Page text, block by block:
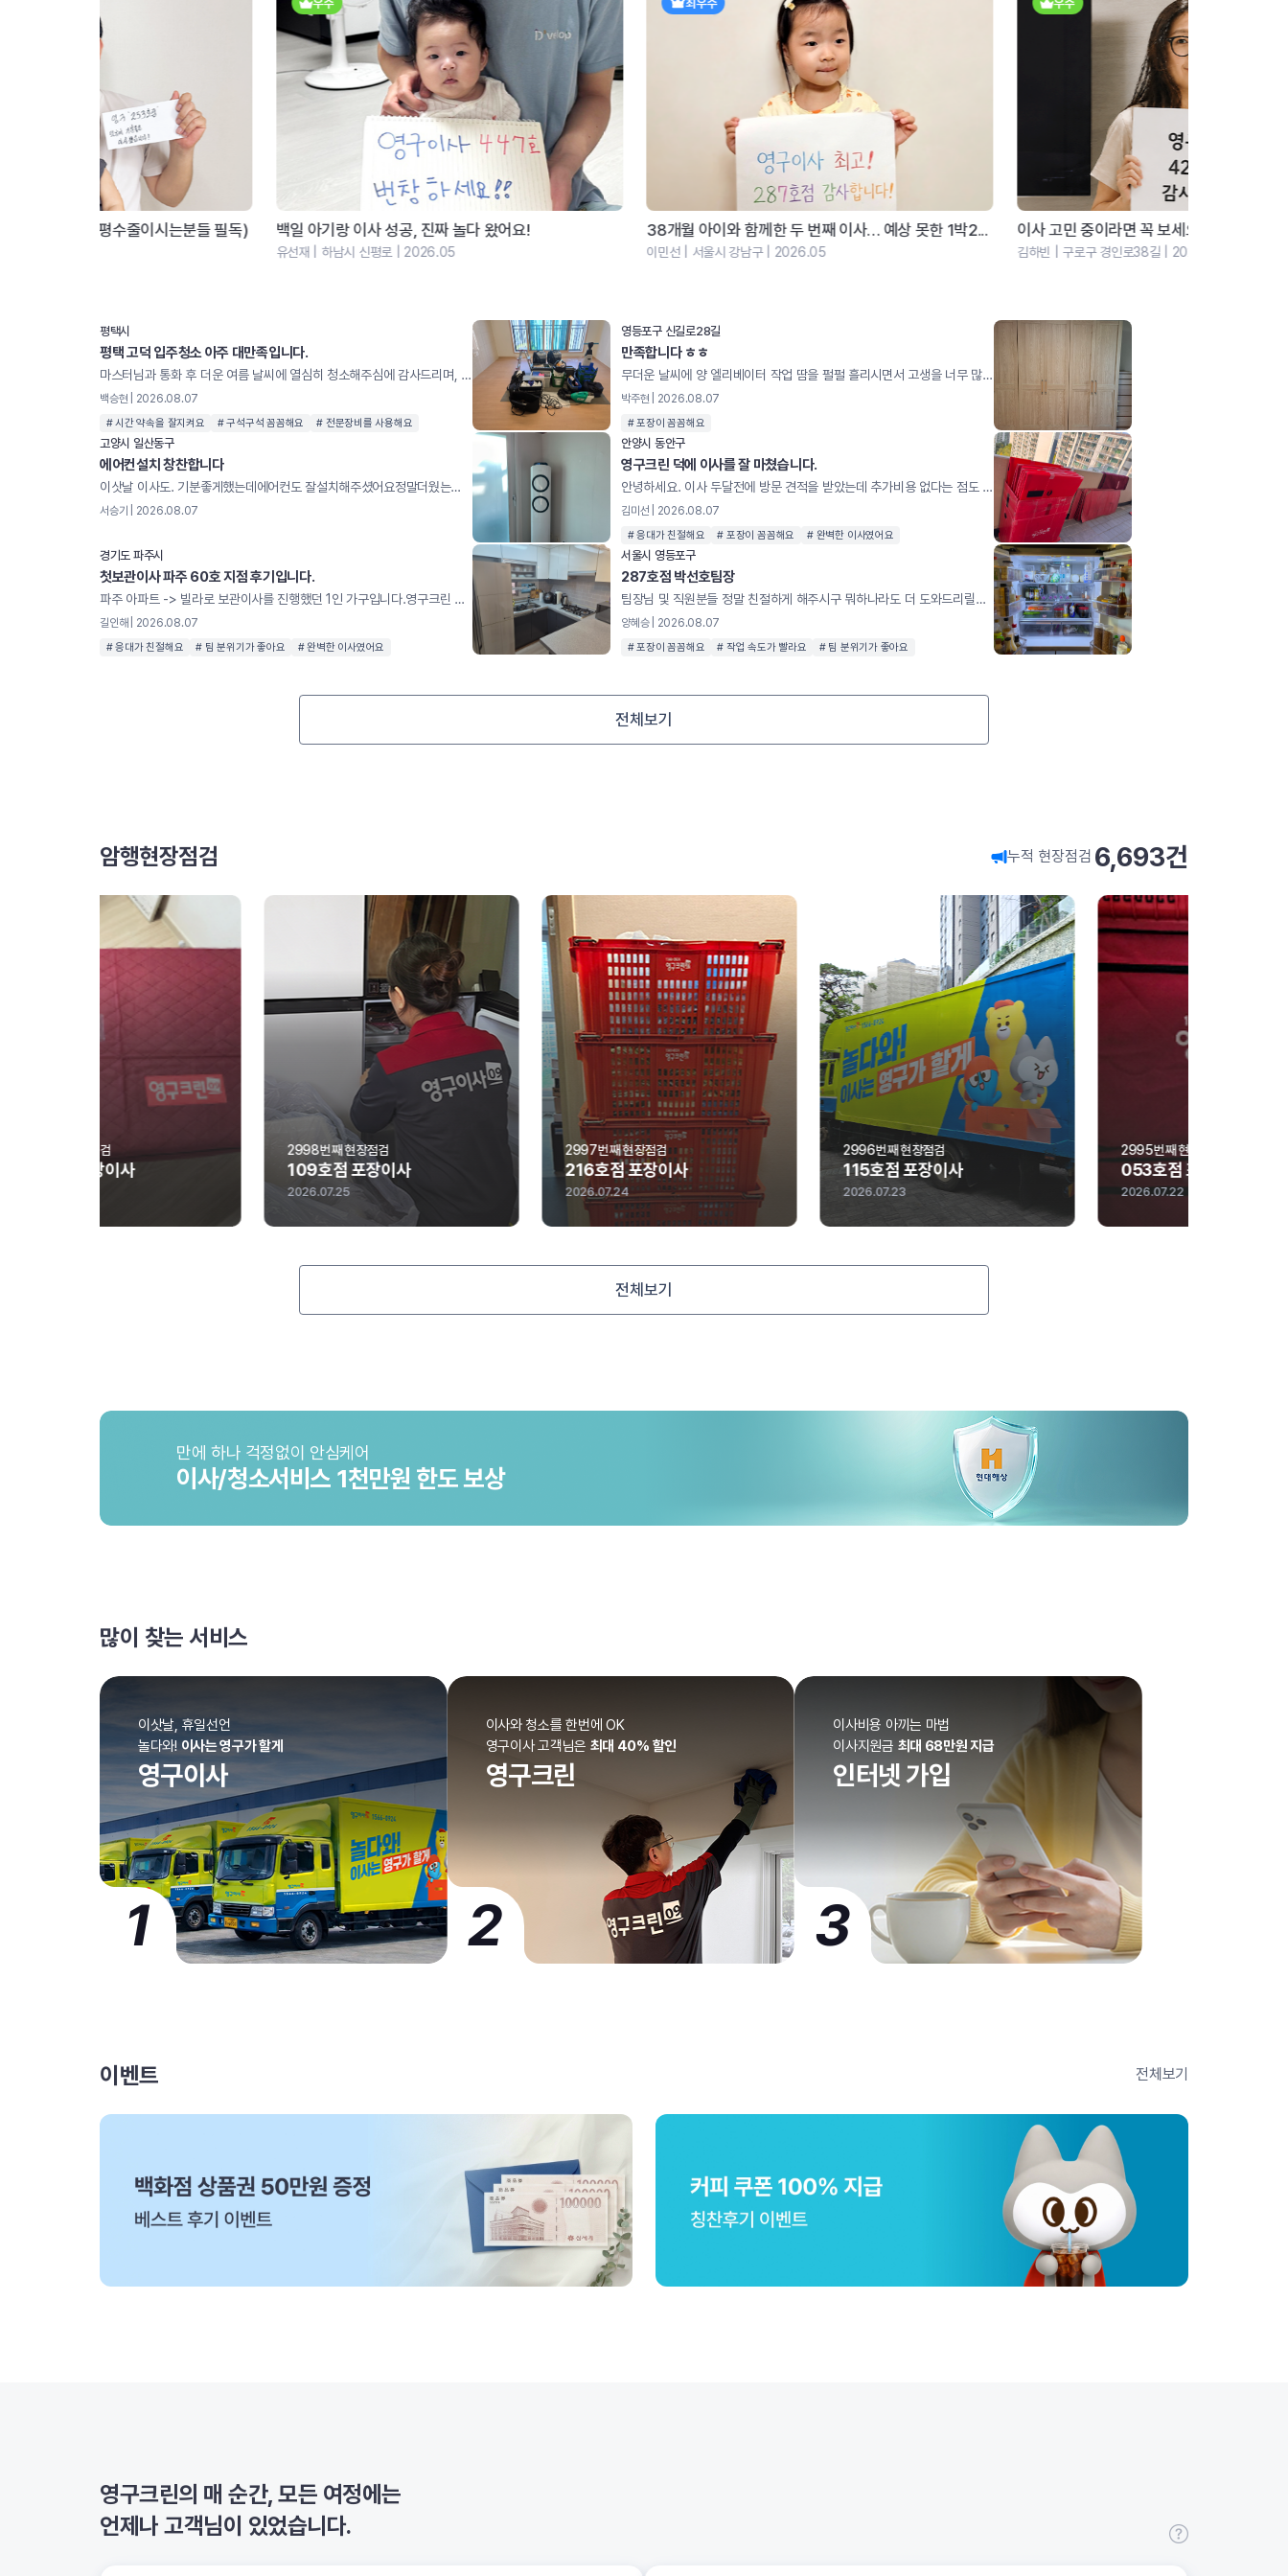
백일 아기랑 이사 성공, 진짜 놀다 왔어요!
유선재 | 하남시 신평로 | 2026.05
38개월 아이와 함께한 두 번째 이사… 예상 못한 1박2...
이민선 | 서울시 강남구 | 2026.05
이사 고민 중이라면 꼭 보세요! 포장부터 정리까지 감...
김하빈 | 구로구 경인로38길 | 2026.05
평택시
평택 고덕 입주청소 아주 대만족입니다.
마스터님과 통화 후 더운 여름 날씨에 열심히 청소해주심에 감사드리며, 특히 바쁘시고 힘드실텐데, 문제점이나 이런 부분은 어떻게 청소해야 하는지 등 방법론에 대해 아주 자세하게 설명해주셨습니다. 다음에 기회가 되거나 추천한다면 영구크린 청소 적극 추천하도록 하겠습니다. 더운날 고생 많으셨습니다. 감사합니다.
백승현 | 2026.08.07
# 시간 약속을 잘지켜요 # 구석구석 꼼꼼해요 # 전문장비를 사용해요
영등포구 신길로28길
만족합니다 ㅎㅎ
무더운 날씨에 양 엘리베이터 작업 땀을 펄펄 흘리시면서 고생을 너무 많이 하셨습니다.포장에서 정리까지 만족합니다 몆 칠만 쓰고버린는 냉장고 청소까지 안방 장농까지 질맞 처주시고 너무나 애써주셨서 만족합니다 ㅎㅎ
박주현 | 2026.08.07
# 포장이 꼼꼼해요
고양시 일산동구
에어컨설치 창찬합니다
이삿날 이사도. 기분좋게했는데에어컨도 잘설치해주셨어요정말더웠는데사람을 살리셨어요^^
서승기 | 2026.08.07
안양시 동안구
영구크린 덕에 이사를 잘 마쳤습니다.
안녕하세요. 이사 두달전에 방문 견적을 받았는데 추가비용 없다는 점도 마음에 들었고 아무래도 유명 브랜드이다 보니 더 신뢰가 갔습니다.영구크린 26호점 에서 이사를 도와주셨습니다.8월 초 날씨 35도가 넘는 무더운 날씨인데도힘든 내색 없이 처음부터 끝까지 성실하게 이사를 잘 해주셨습니다.8시 시작이라고 안내 를 받았는데 그전에 오셔서 소리없이 준비를 하고 계셨습니다.집에 어린 아기가 있어서 가족에게 맡기느라 자리를 계속 비웠는데도 든든하여 걱정없이 다녀올수 있었습니다.거리가 안양에서 서울이고 (1시간 반 이상 걸리는 거리) 잔금처리 사다리차 등으로 지연이 되어 오후 4시가 되는 시간에 마쳤는데 너무 열심히 해주셔서 감사한 마음이 큽니다.정리정돈도 깔끔하고 해주시고 세탁기 관련하여 요구사항이 있었는데도 깔끔하게 처리해주셔서 너무 좋았습니다.친절하시고 깔끔한 이사여서 너무나 만족스럽고 지인이 이사를 한다고 하면 추천할거 같습니다.에어컨 설치 업체도 영구크린에서 연결이 가능한 점도 좋았습니다.다음 이사에도 고민없이 영구크린을 또 이용할거 같습니다.
김미선 | 2026.08.07
# 응대가 친절해요 # 포장이 꼼꼼해요 # 완벽한 이사였어요
경기도 파주시
첫보관이사 파주 60호 지점 후기입니다.
파주 아파트 -> 빌라로 보관이사를 진행했던 1인 가구입니다.영구크린 파주 60호지점분들이 진행해주셨는데 첫 보관 이사여서 걱정을 정말 많이했었는데알아서 척척 다 해주셔서 제가 신경쓸것은 없었습니다.무엇보다 현장에서 일하시는분들 작업 분위기가 너무 좋아서 저도 덩달아 재밌었던거 같네요.6일 엄청 더운 오후에 이사라 엄청 더우셨을텐데 세심한 부분까지 신경써주셔서 너무 감사했습니다.맘 같아선 시원하게 에어컨 빠빵하게 틀어드리고 싶었는데 에어컨 상태가 조금 메롱한 상태여서 엄청 더운날에도 척척 잘해주셔서 죄송하고 감사했습니다.작은 요청사항에도 하나하나 잘 들어주셨고, 마지막까지 뭐 가구 배치나 이동하고 싶으신거 없냐고 물어봐주시고, 끝까지 세심하게 신경써주시는부분도 너무 좋았습니다.특히 팀장님이 엄청 쿨하셔서 재밌었습니다.ㅋㅋㅋ팀 분위기 너무 좋고, 일적인 부분도 프로페셔널 하시고, :)덕분에 첫 보관이사를 무사히 잘 마친거 같아서 너무 좋았습니다.더운날 너무 고생하셨습니다. 감사합니다!!
길인해 | 2026.08.07
# 응대가 친절해요 # 팀 분위기가 좋아요 # 완벽한 이사였어요
서울시 영등포구
287호점 박선호팀장
팀장님 및 직원분들 정말 친절하게 해주시구 뭐하나라도 더 도와드리릴거 없는지 일일히 물어봐주시고 최선을 다해서 마무리까지 완벽하게 해주셨어요. 정말 친절하고 신속하게 해주셔서 좋았습니다. 수고 많으셨습니다.
양혜승 | 2026.08.07
# 포장이 꼼꼼해요 # 작업 속도가 빨라요 # 팀 분위기가 좋아요
전체보기
암행현장점검 누적 현장점검 6,693건
2998번째 현장점검
109호점 포장이사 216호점 포장이사
2026.07.24
2996번째 현장점검
115호점 포장이사
2026.07.23
2995번째 현장점검
053호점 포장이사
2026.07.22
전체보기
만에 하나 걱정없이 안심케어
이사/청소서비스 1천만원 한도 보상
많이 찾는 서비스
이삿날, 휴일선언
놀다와!이사는 영구가 할게
영구이사
1
이사와 청소를 한번에 OK
영구이사 고객님은 최대 40% 할인
영구크린
2
이사비용 아끼는 마법
이사지원금 최대 68만원 지급
인터넷 가입
3
이벤트 전체보기
영구크린의 매 순간, 모든 여정에는
언제나 고객님이 있었습니다.